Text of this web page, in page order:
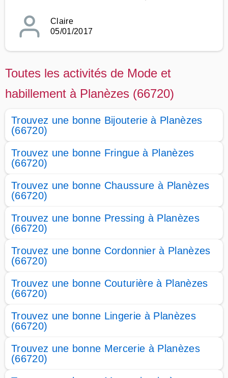
Claire
05/01/2017
Toutes les activités de Mode et
habillement à Planèzes (66720)
Trouvez une bonne Bijouterie à Planèzes
(66720)
Trouvez une bonne Fringue à Planèzes
(66720)
Trouvez une bonne Chaussure à Planèzes
(66720)
Trouvez une bonne Pressing à Planèzes
(66720)
Trouvez une bonne Cordonnier à Planèzes
(66720)
Trouvez une bonne Couturière à Planèzes
(66720)
Trouvez une bonne Lingerie à Planèzes
(66720)
Trouvez une bonne Mercerie à Planèzes
(66720)